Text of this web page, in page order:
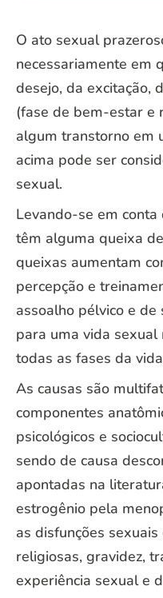
O ato sexual
necessariamente em
desejo, da excitação,
(fase de bem-estar e
algum transtorno em
acima pode ser
sexual.
Levando-se em
têm alguma queixa
queixas aumentam
percepção e
assoalho pélvico e
para uma vida
todas as fases da
As causas são
componentes
psicológicos e
sendo de causa
apontadas na
estrogênio pela
as disfunções
religiosas, gravidez,
experiência sexual e